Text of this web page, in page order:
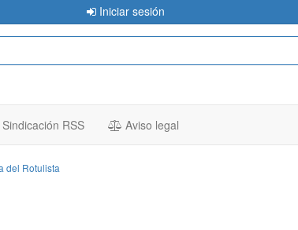
Iniciar sesión
Sindicación RSS Aviso legal
del Rotulista